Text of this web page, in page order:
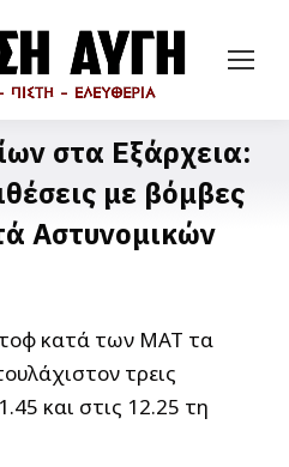
στα Εξάρχεια:
με βόμβες
Αστυνομικών
κατά των ΜΑΤ τα
τρεις
και στις 12.25 τη